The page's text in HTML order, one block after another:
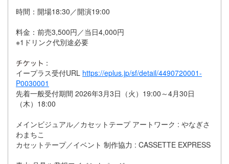
時間：開場18:30／開演19:00
料金：前売3,500円／当日4,000円
※1ドリンク代別途必要
：
イープラス受付URL https://eplus.jp/sf/detail/4490720001-
P0030001
先着一般受付期間 2026年3月3日（火）19:00～4月30日
（木）18:00
メインビジュアル／カセットテープ アートワーク : やなぎさ
わまちこ
カセットテープ／イベント 制作協力 : CASSETTE EXPRESS